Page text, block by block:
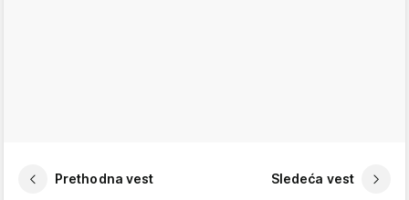
Prethodna vest Sledeća vest